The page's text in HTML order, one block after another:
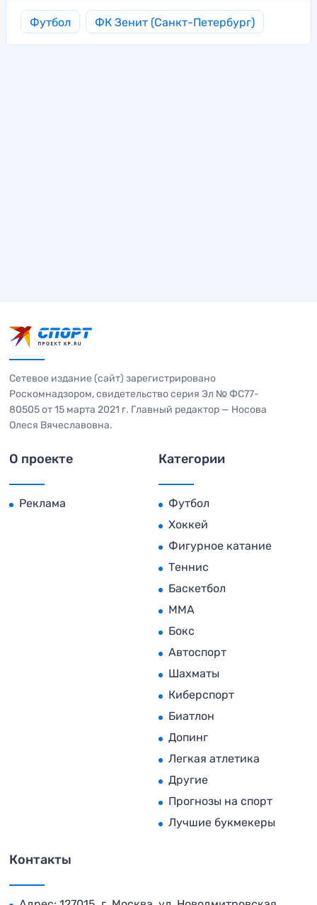
Футбол ФК Зенит (Санкт-Петербург)
Сетевое издание (сайт) зарегистрировано
Роскомнадзором, свидетельство серия Эл № ФС77-
80505 от 15 марта 2021 г. Главный редактор — Носова
Олеся Вячеславовна.
О проекте
Реклама
Категории
Футбол
Хоккей
Фигурное катание
Теннис
Баскетбол
MMA
Бокс
Автоспорт
Шахматы
Киберспорт
Биатлон
Допинг
Легкая атлетика
Другие
Прогнозы на спорт
Лучшие букмекеры
Контакты